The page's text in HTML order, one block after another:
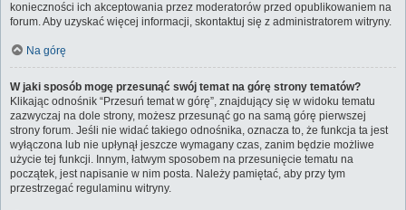
konieczności ich akceptowania przez moderatorów przed opublikowaniem na
forum. Aby uzyskać więcej informacji, skontaktuj się z administratorem witryny.
Na górę
W jaki sposób mogę przesunąć swój temat na górę strony tematów?
Klikając odnośnik “Przesuń temat w górę”, znajdujący się w widoku tematu
zazwyczaj na dole strony, możesz przesunąć go na samą górę pierwszej
strony forum. Jeśli nie widać takiego odnośnika, oznacza to, że funkcja ta jest
wyłączona lub nie upłynął jeszcze wymagany czas, zanim będzie możliwe
użycie tej funkcji. Innym, łatwym sposobem na przesunięcie tematu na
początek, jest napisanie w nim posta. Należy pamiętać, aby przy tym
przestrzegać regulaminu witryny.